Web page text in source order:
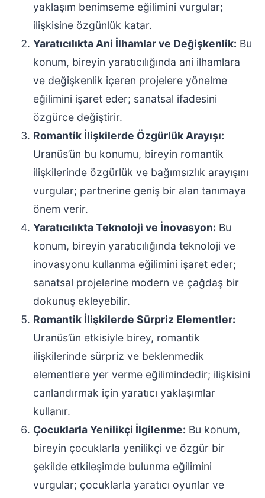
yaklaşım benimseme eğilimini vurgular;
ilişkisine özgünlük katar.
Yaratıcılıkta Ani İlhamlar ve Değişkenlik: Bu
konum, bireyin yaratıcılığında ani ilhamlara
ve değişkenlik içeren projelere yönelme
eğilimini işaret eder; sanatsal ifadesini
özgürce değiştirir.
Romantik İlişkilerde Özgürlük Arayışı:
Uranüs’ün bu konumu, bireyin romantik
ilişkilerinde özgürlük ve bağımsızlık arayışını
vurgular; partnerine geniş bir alan tanımaya
önem verir.
Yaratıcılıkta Teknoloji ve İnovasyon: Bu
konum, bireyin yaratıcılığında teknoloji ve
inovasyonu kullanma eğilimini işaret eder;
sanatsal projelerine modern ve çağdaş bir
dokunuş ekleyebilir.
Romantik İlişkilerde Sürpriz Elementler:
Uranüs’ün etkisiyle birey, romantik
ilişkilerinde sürpriz ve beklenmedik
elementlere yer verme eğilimindedir; ilişkisini
canlandırmak için yaratıcı yaklaşımlar
kullanır.
Çocuklarla Yenilikçi İlgilenme: Bu konum,
bireyin çocuklarla yenilikçi ve özgür bir
şekilde etkileşimde bulunma eğilimini
vurgular; çocuklarla yaratıcı oyunlar ve